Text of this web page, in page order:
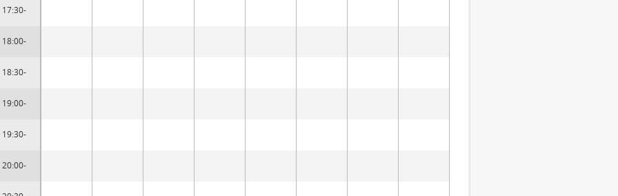
17:30-
18:00-
18:30-
19:00-
19:30-
20:00-